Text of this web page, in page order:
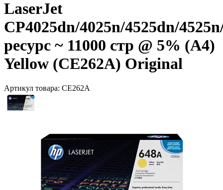
LaserJet
CP4025dn/4025n/4525dn/
ресурс ~ 11000 стр @ 5% (A4)
Yellow (CE262A) Original
Артикул товара: CE262A